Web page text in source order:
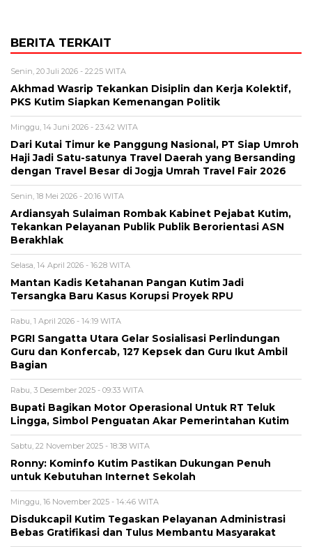
BERITA TERKAIT
Senin, 20 Juli 2026 - 22:25 WITA
Akhmad Wasrip Tekankan Disiplin dan Kerja Kolektif,
PKS Kutim Siapkan Kemenangan Politik
Minggu, 14 Juni 2026 - 23:42 WITA
Dari Kutai Timur ke Panggung Nasional, PT Siap Umroh
Haji Jadi Satu-satunya Travel Daerah yang Bersanding
dengan Travel Besar di Jogja Umrah Travel Fair 2026
Senin, 18 Mei 2026 - 20:16 WITA
Ardiansyah Sulaiman Rombak Kabinet Pejabat Kutim,
Tekankan Pelayanan Publik Publik Berorientasi ASN
Berakhlak
Selasa, 14 April 2026 - 16:28 WITA
Mantan Kadis Ketahanan Pangan Kutim Jadi
Tersangka Baru Kasus Korupsi Proyek RPU
Rabu, 1 April 2026 - 14:19 WITA
PGRI Sangatta Utara Gelar Sosialisasi Perlindungan
Guru dan Konfercab, 127 Kepsek dan Guru Ikut Ambil
Bagian
Rabu, 3 Desember 2025 - 09:33 WITA
Bupati Bagikan Motor Operasional Untuk RT Teluk
Lingga, Simbol Penguatan Akar Pemerintahan Kutim
Sabtu, 22 November 2025 - 18:38 WITA
Ronny: Kominfo Kutim Pastikan Dukungan Penuh
untuk Kebutuhan Internet Sekolah
Minggu, 16 November 2025 - 14:46 WITA
Disdukcapil Kutim Tegaskan Pelayanan Administrasi
Bebas Gratifikasi dan Tulus Membantu Masyarakat